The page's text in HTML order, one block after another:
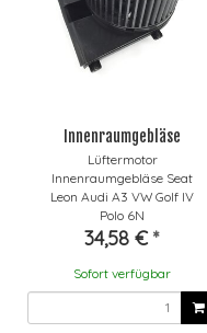
Innenraumgebläse
Lüftermotor
Innenraumgebläse Seat
Leon Audi A3 VW Golf IV
Polo 6N
34,58 € *
Sofort verfügbar